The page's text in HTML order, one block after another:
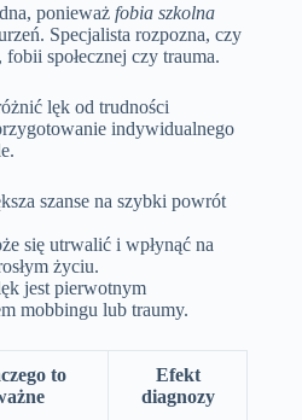
ponieważ fobia szkolna
Specjalista rozpozna, czy
fobii społecznej czy trauma.
lęk od trudności
indywidualnego
szanse na szybki powrót
się utrwalić i wpłynąć na
życiu.
jest pierwotnym
mobbingu lub traumy.
to
Efekt
diagnozy